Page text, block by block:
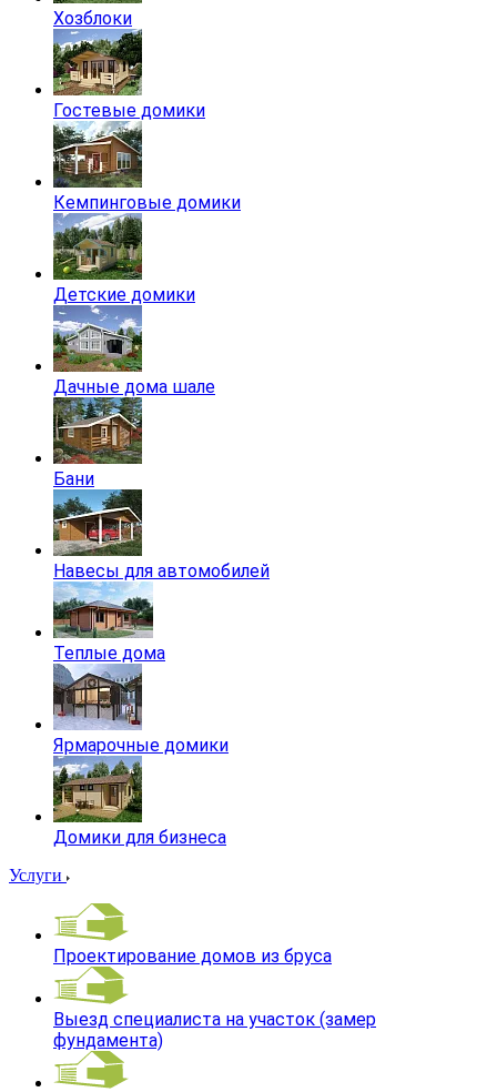
Хозблоки
Гостевые домики
Кемпинговые домики
Детские домики
Дачные дома шале
Бани
Навесы для автомобилей
Теплые дома
Ярмарочные домики
Домики для бизнеса
Услуги
Проектирование домов из бруса
Выезд специалиста на участок (замер
фундамента)